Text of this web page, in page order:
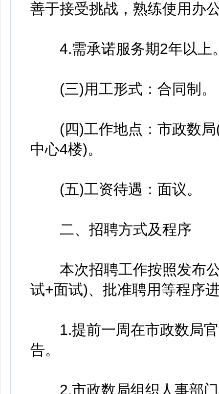
善于接受挑战，熟练使用办
4.需承诺服务期2年以上
(三)用工形式：合同制。
(四)工作地点：市政数局(
中心4楼)。
(五)工资待遇：面议。
二、招聘方式及程序
本次招聘工作按照发布公
试+面试)、批准聘用等程序
1.提前一周在市政数局官
告。
2.市政数局组织人事部门